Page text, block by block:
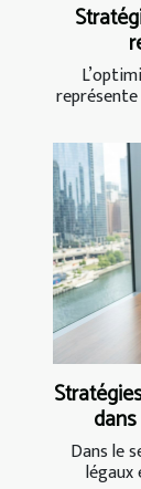
Dans le
légaux